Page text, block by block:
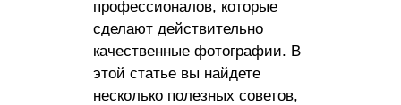
профессионалов, которые
сделают действительно
качественные фотографии. В
этой статье вы найдете
несколько полезных советов,